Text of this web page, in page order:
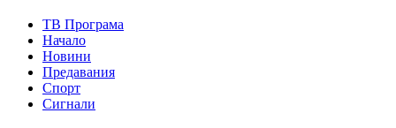
ТВ Програма
Начало
Новини
Предавания
Спорт
Сигнали